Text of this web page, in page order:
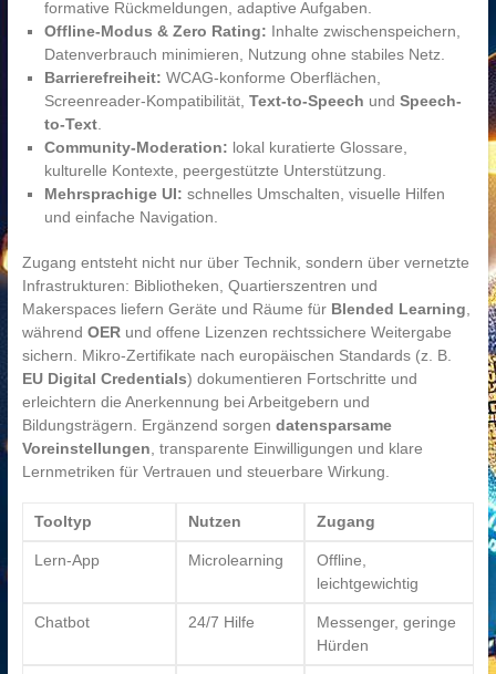
formative Rückmeldungen, adaptive Aufgaben.
Offline-Modus & Zero Rating: Inhalte zwischenspeichern,
Datenverbrauch minimieren, Nutzung ohne stabiles Netz.
Barrierefreiheit: WCAG-konforme Oberflächen,
Screenreader-Kompatibilität, Text-to-Speech und Speech-
to-Text.
Community-Moderation: lokal kuratierte Glossare,
kulturelle Kontexte, peergestützte Unterstützung.
Mehrsprachige UI: schnelles Umschalten, visuelle Hilfen
und einfache Navigation.
Zugang entsteht nicht nur über Technik, sondern über vernetzte
Infrastrukturen: Bibliotheken, Quartierszentren und
Makerspaces liefern Geräte und Räume für Blended Learning
während OERund offene Lizenzen rechtssichere Weitergabe
sichern. Mikro-Zertifikate nach europäischen Standards (z. B.
EU Digital Credentials) dokumentieren Fortschritte und
erleichtern die Anerkennung bei Arbeitgebern und
Bildungsträgern. Ergänzend sorgen datensparsame
Voreinstellungen , transparente Einwilligungen und klare
Lernmetriken für Vertrauen und steuerbare Wirkung.
Tooltyp Nutzen Zugang
Lern-App Microlearning
Offline,
leichtgewichtig
Chatbot 24/7 Hilfe
Messenger, geringe
Hürden